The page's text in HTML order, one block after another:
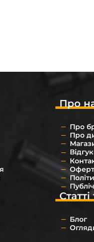
Про
Про
Про
Блог